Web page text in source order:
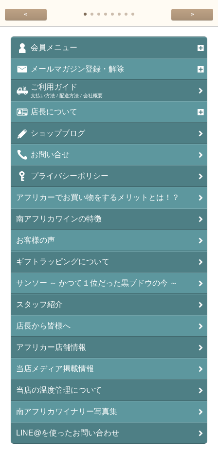
< >
会員メニュー
メールマガジン登録・解除
ご利用ガイド
支払い方法 / 配送方法 / 会社概要
店長について
ショップブログ
お問い合せ
プライバシーポリシー
アフリカーでお買い物をするメリットとは！？
南アフリカワインの特徴
お客様の声
ギフトラッピングについて
サンソー ～ かつて１位だった黒ブドウの今 ～
スタッフ紹介
店長から皆様へ
アフリカー店舗情報
当店メディア掲載情報
当店の温度管理について
南アフリカワイナリー写真集
LINE@を使ったお問い合わせ